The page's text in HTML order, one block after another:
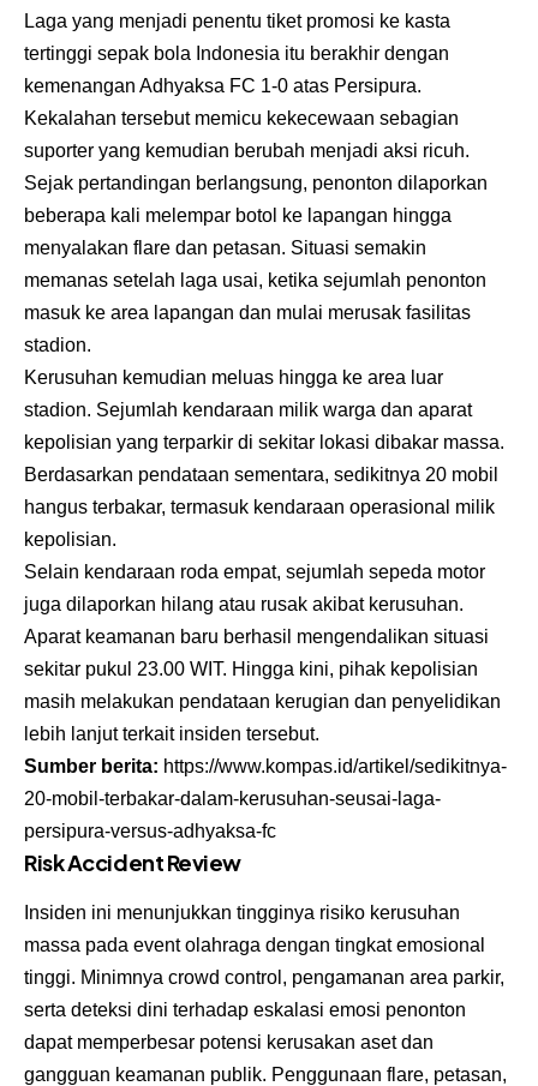
Laga yang menjadi penentu tiket promosi ke kasta
tertinggi sepak bola Indonesia itu berakhir dengan
kemenangan Adhyaksa FC 1-0 atas Persipura.
Kekalahan tersebut memicu kekecewaan sebagian
suporter yang kemudian berubah menjadi aksi ricuh.
Sejak pertandingan berlangsung, penonton dilaporkan
beberapa kali melempar botol ke lapangan hingga
menyalakan flare dan petasan. Situasi semakin
memanas setelah laga usai, ketika sejumlah penonton
masuk ke area lapangan dan mulai merusak fasilitas
stadion.
Kerusuhan kemudian meluas hingga ke area luar
stadion. Sejumlah kendaraan milik warga dan aparat
kepolisian yang terparkir di sekitar lokasi dibakar massa.
Berdasarkan pendataan sementara, sedikitnya 20 mobil
hangus terbakar, termasuk kendaraan operasional milik
kepolisian.
Selain kendaraan roda empat, sejumlah sepeda motor
juga dilaporkan hilang atau rusak akibat kerusuhan.
Aparat keamanan baru berhasil mengendalikan situasi
sekitar pukul 23.00 WIT. Hingga kini, pihak kepolisian
masih melakukan pendataan kerugian dan penyelidikan
lebih lanjut terkait insiden tersebut.
Sumber berita: https://www.kompas.id/artikel/sedikitnya-
20-mobil-terbakar-dalam-kerusuhan-seusai-laga-
persipura-versus-adhyaksa-fc
Risk Accident Review
Insiden ini menunjukkan tingginya risiko kerusuhan
massa pada event olahraga dengan tingkat emosional
tinggi. Minimnya crowd control, pengamanan area parkir,
serta deteksi dini terhadap eskalasi emosi penonton
dapat memperbesar potensi kerusakan aset dan
gangguan keamanan publik. Penggunaan flare, petasan,